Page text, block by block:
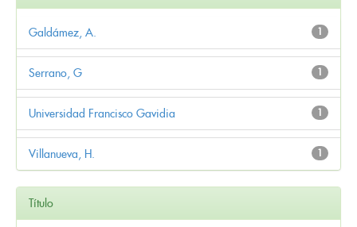
1
Galdámez, A.
1
Serrano, G
1
Universidad Francisco Gavidia
1
Villanueva, H.
Título